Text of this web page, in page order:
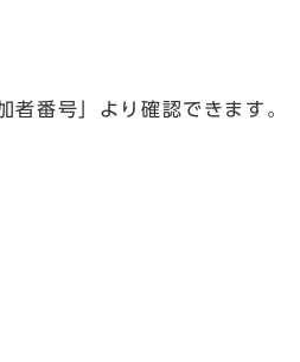
者番号」より確認できます。